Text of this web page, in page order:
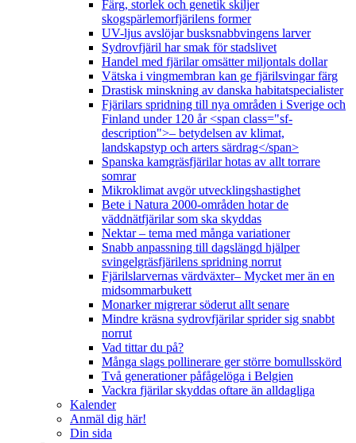
Färg, storlek och genetik skiljer
skogspärlemorfjärilens former
UV-ljus avslöjar busksnabbvingens larver
Sydrovfjäril har smak för stadslivet
Handel med fjärilar omsätter miljontals dollar
Vätska i vingmembran kan ge fjärilsvingar färg
Drastisk minskning av danska habitatspecialister
Fjärilars spridning till nya områden i Sverige och
Finland under 120 år <span class="sf-
description">– betydelsen av klimat,
landskapstyp och arters särdrag</span>
Spanska kamgräsfjärilar hotas av allt torrare
somrar
Mikroklimat avgör utvecklingshastighet
Bete i Natura 2000-områden hotar de
väddnätfjärilar som ska skyddas
Nektar – tema med många variationer
Snabb anpassning till dagslängd hjälper
svingelgräsfjärilens spridning norrut
Fjärilslarvernas värdväxter– Mycket mer än en
midsommarbukett
Monarker migrerar söderut allt senare
Mindre kräsna sydrovfjärilar sprider sig snabbt
norrut
Vad tittar du på?
Många slags pollinerare ger större bomullsskörd
Två generationer påfågelöga i Belgien
Vackra fjärilar skyddas oftare än alldagliga
Kalender
Anmäl dig här!
Din sida